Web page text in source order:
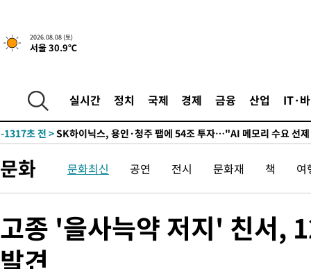
2026.08.08 (토)
서울 30.9℃
실시간 정치 국제 경제 금융 산업 IT·
실천"
-13545초 전 >이란, "오만과 '중앙 단일 루트' 합의…북쪽 인바운드·남쪽 아
운드는 임시"
-5113초 전 >"낮 기온 소폭 하락"…수도권 폭염중대경보, 폭염경보로 하향
-5040초 전 >
[단독]중수청 지원 검사들, 정원 초과 시 낮은 계급 임용…희망
-3011초 전 >
-1317초 전 >SK하이닉스, 용인·청주 팹에 54조 투자…"AI 메모리 수요 선
42분 전 >
외국인 심판 성 접대 7경기 들여다보니…한국 축구 '5승 2무'
47분 전 >[속보]코스닥, 2.86포인트(0.36%) 내린 798.81마감
48분 전 >[속보]원·달러 환율, 7.7원 내린 1416.1원 마감
50분 전 > [속보] 노원서 40.1도 관측…서울, 2018년 이후 첫 40도
문화 문화최신 공연 전시 문화재 책 여
고종 '을사늑약 저지' 친서,
발견